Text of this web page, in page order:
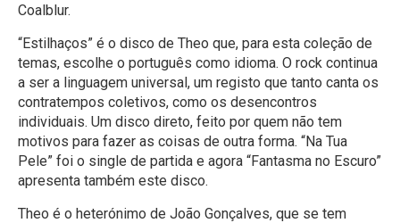
Coalblur.
“Estilhaços” é o disco de Theo que, para esta coleção de
temas, escolhe o português como idioma. O rock continua
a ser a linguagem universal, um registo que tanto canta os
contratempos coletivos, como os desencontros
individuais. Um disco direto, feito por quem não tem
motivos para fazer as coisas de outra forma. “Na Tua
Pele” foi o single de partida e agora “Fantasma no Escuro”
apresenta também este disco.
Theo é o heterónimo de João Gonçalves, que se tem